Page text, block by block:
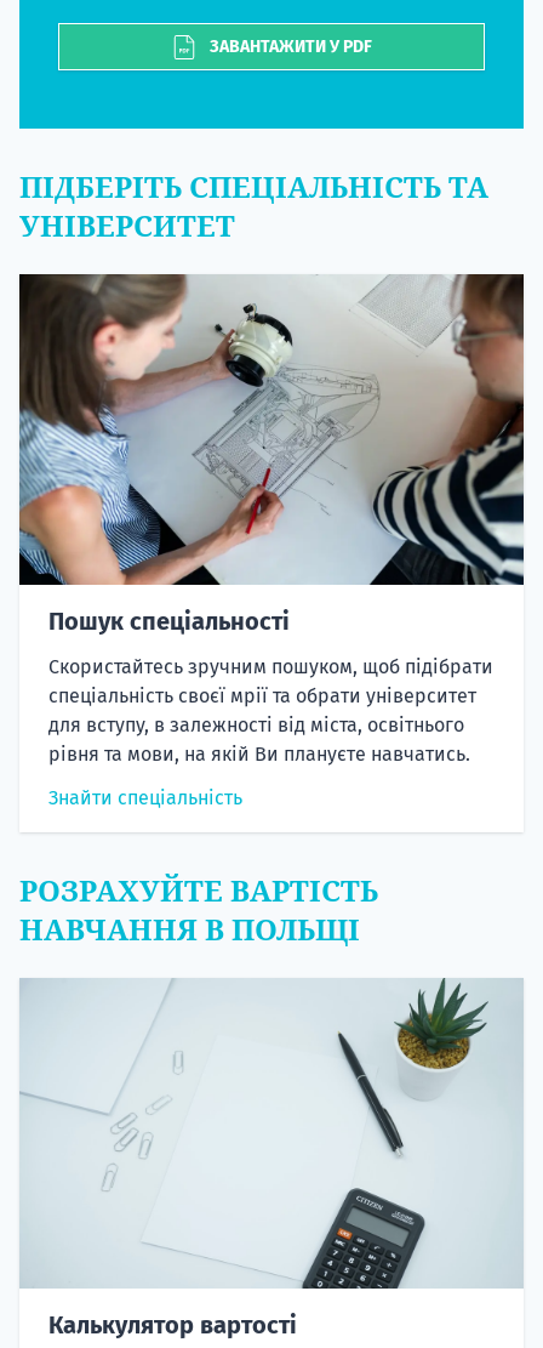
ЗАВАНТАЖИТИ У PDF
ПІДБЕРІТЬ СПЕЦІАЛЬНІСТЬ ТА
УНІВЕРСИТЕТ
Пошук спеціальності
Скористайтесь зручним пошуком, щоб підібрати
спеціальність своєї мрії та обрати університет
для вступу, в залежності від міста, освітнього
рівня та мови, на якій Ви плануєте навчатись.
Знайти спеціальність
РОЗРАХУЙТЕ ВАРТІСТЬ
НАВЧАННЯ В ПОЛЬЩІ
Калькулятор вартості